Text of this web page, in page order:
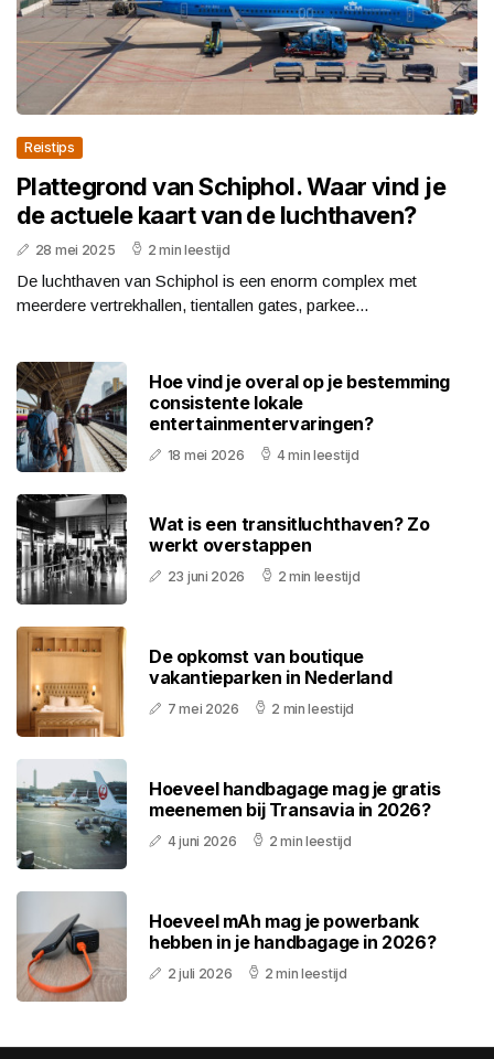
Reistips
Plattegrond van Schiphol. Waar vind je
de actuele kaart van de luchthaven?
28 mei 2025 2 min leestijd
De luchthaven van Schiphol is een enorm complex met
meerdere vertrekhallen, tientallen gates, parkee...
Hoe vind je overal op je bestemming
consistente lokale
entertainmentervaringen?
18 mei 2026 4 min leestijd
Wat is een transitluchthaven? Zo
werkt overstappen
23 juni 2026 2 min leestijd
De opkomst van boutique
vakantieparken in Nederland
7 mei 2026 2 min leestijd
Hoeveel handbagage mag je gratis
meenemen bij Transavia in 2026?
4 juni 2026 2 min leestijd
Hoeveel mAh mag je powerbank
hebben in je handbagage in 2026?
2 juli 2026 2 min leestijd